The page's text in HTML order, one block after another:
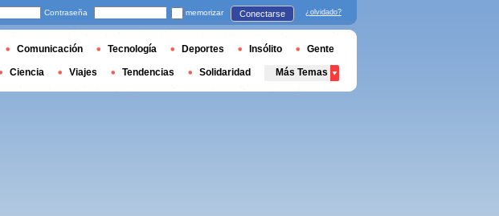
Contraseña memorizar Conectarse ¿olvidado?
Comunicación Tecnología Deportes Insólito Gente
Ciencia Viajes Tendencias Solidaridad Más Temas